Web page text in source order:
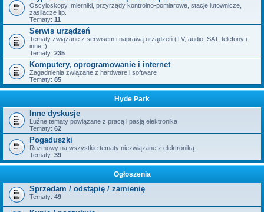
Oscyloskopy, mierniki, przyrządy kontrolno-pomiarowe, stacje lutownicze,
zasilacze itp.
Tematy: 11
Serwis urządzeń
Tematy związane z serwisem i naprawą urządzeń (TV, audio, SAT, telefony i
inne..)
Tematy: 235
Komputery, oprogramowanie i internet
Zagadnienia związane z hardware i software
Tematy: 85
Hyde Park
Inne dyskusje
Luźne tematy powiązane z pracą i pasją elektronika
Tematy: 62
Pogaduszki
Rozmowy na wszystkie tematy niezwiązane z elektroniką
Tematy: 39
Ogłoszenia
Sprzedam / odstąpię / zamienię
Tematy: 49